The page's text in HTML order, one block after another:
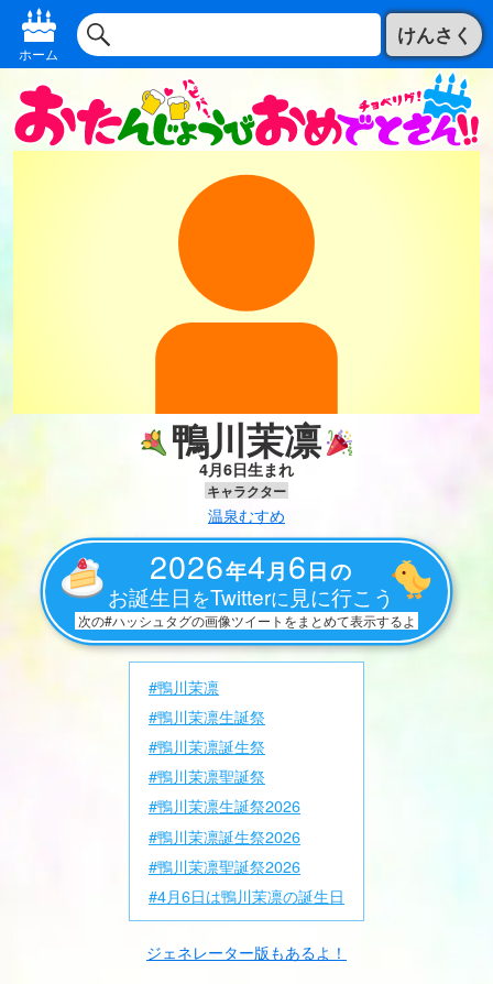
ホーム
けんさく
鴨川茉凛
4月6日生まれ
キャラクター
温泉むすめ
2026年4月6日の
お誕生日 をTwitterに 見に行こう
次の#ハッシュタグの画像ツイートをまとめて表示するよ
#鴨川茉凛
#鴨川茉凛生誕祭
#鴨川茉凛誕生祭
#鴨川茉凛聖誕祭
#鴨川茉凛生誕祭2026
#鴨川茉凛誕生祭2026
#鴨川茉凛聖誕祭2026
#4月6日は鴨川茉凛の誕生日
ジェネレーター版もあるよ！